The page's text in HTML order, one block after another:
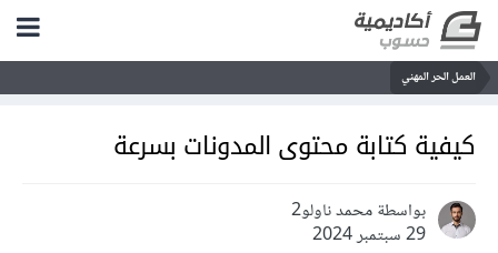
العمل الحر المهني
كيفية كتابة محتوى المدونات بسرعة
بواسطة محمد ناولو2
29 سبتمبر 2024